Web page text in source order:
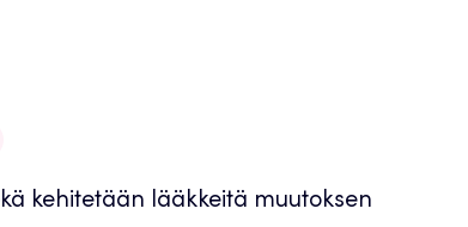
kehitetään lääkkeitä muutoksen